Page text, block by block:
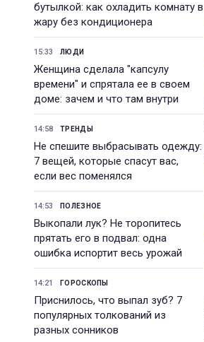
бутылкой: как охладить комнату в
жару без кондиционера
15:33 ЛЮДИ
Женщина сделала "капсулу
времени" и спрятала ее в своем
доме: зачем и что там внутри
14:58 ТРЕНДЫ
Не спешите выбрасывать одежду:
7 вещей, которые спасут вас,
если вес поменялся
14:53 ПОЛЕЗНОЕ
Выкопали лук? Не торопитесь
прятать его в подвал: одна
ошибка испортит весь урожай
14:21 ГОРОСКОПЫ
Приснилось, что выпал зуб? 7
популярных толкований из
разных сонников